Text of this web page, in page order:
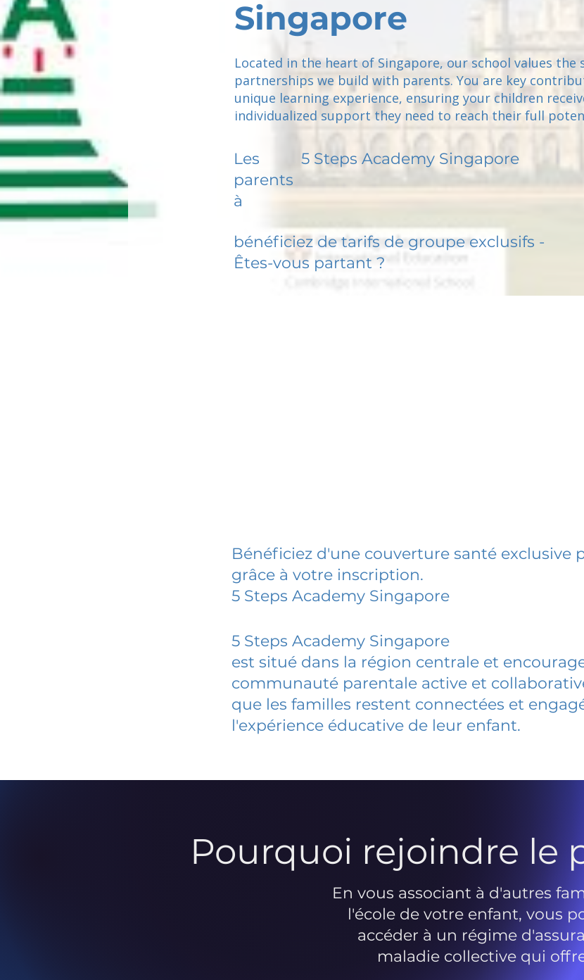
Singapore
Located in the heart of Singapore, our school values the
partnerships we build with parents. You are key
unique learning experience, ensuring your children
individualized support they need to reach their full
Les
parents
à
5 Steps Academy Singapore
bénéficiez de tarifs de groupe exclusifs -
Êtes-vous partant ?
Bénéficiez d'une couverture santé exclusive
grâce à votre inscription.
5 Steps Academy Singapore
5 Steps Academy Singapore
est situé dans la région centrale et
communauté parentale active et
que les familles restent connectées et
l'expérience éducative de leur enfant.
Pourquoi rejoindre le
En vous associant à d'autres
l'école de votre enfant, vous
accéder à un régime
maladie collective qui